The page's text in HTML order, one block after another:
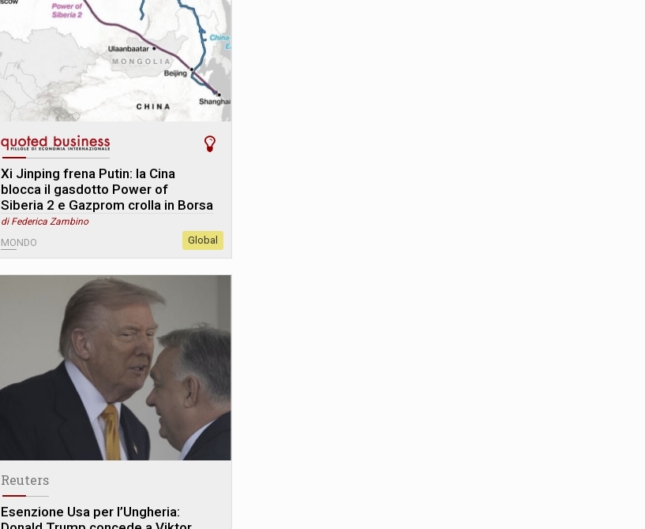
Xi Jinping frena Putin: la Cina
blocca il gasdotto Power of
Siberia 2 e Gazprom crolla in Borsa
di Federica Zambino
MONDO Global
Reuters
Esenzione Usa per l’Ungheria: